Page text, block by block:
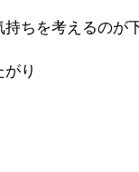
持ちを考えるのが
り